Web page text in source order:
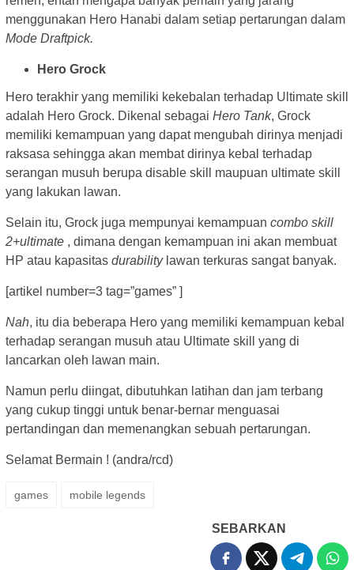
menggunakan Hero Hanabi dalam setiap pertarungan dalam
Mode Draftpick.
Hero Grock
Hero terakhir yang memiliki kekebalan terhadap Ultimate skill
adalah Hero Grock. Dikenal sebagai Hero Tank, Grock
memiliki kemampuan yang dapat mengubah dirinya menjadi
raksasa sehingga akan membat dirinya kebal terhadap
serangan musuh berupa disable skill maupuan ultimate skill
yang lakukan lawan.
Selain itu, Grock juga mempunyai kemampuan combo skill
2+ultimate , dimana dengan kemampuan ini akan membuat
HP atau kapasitas durabilitylawan terkuras sangat banyak.
[artikel number=3 tag=”games” ]
Nah, itu dia beberapa Hero yang memiliki kemampuan kebal
terhadap serangan musuh atau Ultimate skill yang di
lancarkan oleh lawan main.
Namun perlu diingat, dibutuhkan latihan dan jam terbang
yang cukup tinggi untuk benar-bernar menguasai
pertandingan dan memenangkan sebuah pertarungan.
Selamat Bermain ! (andra/rcd)
games mobile legends
SEBARKAN